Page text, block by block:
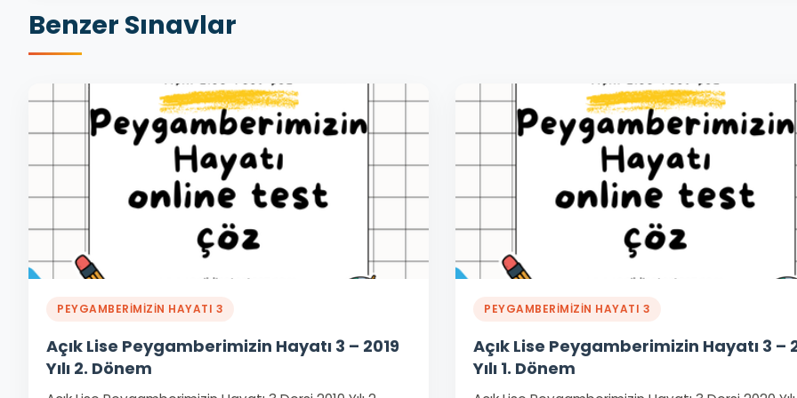
Benzer Sınavlar
PEYGAMBERİMİZİN HAYATI 3
Açık Lise Peygamberimizin Hayatı 3 – 2019
Yılı 2. Dönem
PEYGAMBERİMİZİN HAYATI 3
Açık Lise Peygamberimizin Hayatı 3 –
Yılı 1. Dönem